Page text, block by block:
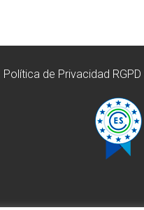
Política de Privacidad RGPD